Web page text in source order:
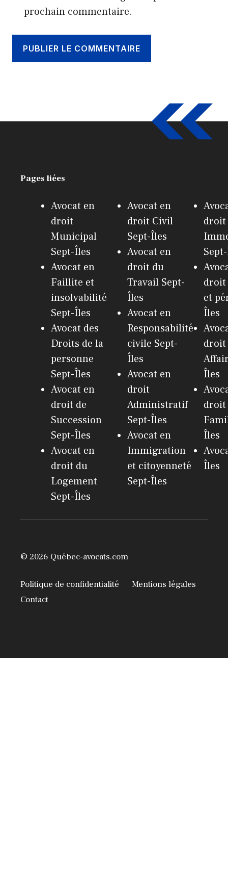
prochain commentaire.
Pages liées
Avocat en
droit
Municipal
Sept-Îles
Avocat en
Faillite et
insolvabilité
Sept-Îles
Avocat des
Droits de la
personne
Sept-Îles
Avocat en
droit de
Succession
Sept-Îles
Avocat en
droit du
Logement
Sept-Îles
Avocat en
droit Civil
Sept-Îles
Avocat en
droit du
Travail Sept-
Îles
Avocat en
Responsabilité
civile Sept-
Îles
Avocat en
droit
Administratif
Sept-Îles
Avocat en
Immigration
et citoyenneté
Sept-Îles
droit
et
Îles
droit
Îles
droit
Îles
Îles
© 2026 Québec-avocats.com
Politique de confidentialité
Mentions légales
Contact